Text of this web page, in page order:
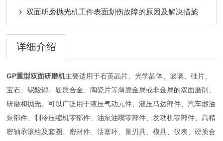
双面研磨抛光机工件表面划伤故障的原因及解决措施
详细介绍
GP重型双面研磨机主要适用于石英晶片、光学晶体、玻璃、硅片、
宝石、铌酸锂、硬质合金、陶瓷片等薄脆金属或非金属的双面磨削、
研磨和抛光。可以广泛用于液压气动元件、液压马达部件、汽车燃油
泵部件、制冷压缩机零部件、油泵油嘴零部件、发动机零部件、高精
密轴承滚柱及套圈、密封件、活塞环、量刃具、模具、仪表、硬质合